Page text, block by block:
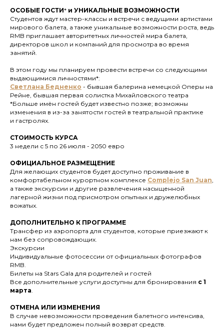
ОСОБЫЕ ГОСТИ* и УНИКАЛЬНЫЕ ВОЗМОЖНОСТИ
Студентов ждут мастер-классы и встречи с ведущими артистами
мирового балета, а также уникальные возможности роста, ведь
RMB приглашает авторитетных личностей мира балета,
директоров школ и компаний для просмотра во время
занятий.
В этом году мы планируем провести встречи со следующими
выдающимися личностями*:
Светлана Бедненко - бывшая балерина немецкой Оперы на
Рейне, бывшая первая солистка Михайловского театра
*Больше имён гостей будет известно позже; возможны
изменения в из-за занятости гостей в театральной практике
и гастролях.
СТОИМОСТЬ КУРСА
3 недели с 5 по 26 июля - 2050 евро
ОФИЦИАЛЬНОЕ РАЗМЕЩЕНИЕ
Для желающих студентов будет доступно проживание в
комфортабельном курортном комплексе Complejo San Juan,
а также экскурсии и другие развлечения насыщенной
лагерной жизни под присмотром опытных и дружелюбных
вожатых.
ДОПОЛНИТЕЛЬНО К ПРОГРАММЕ
Трансфер из аэропорта для студентов, которые приезжают к
нам без сопровождающих.
Экскурсии
Индивидуальные фотосессии от официальных фотографов
RMB.
Билеты на Stars Gala для родителей и гостей
Все дополнительные услуги доступны для бронирования с 1
марта.
ОТМЕНА ИЛИ ИЗМЕНЕНИЯ
В случае невозможности проведения балетного интенсива,
нами будет предложен полный возврат средств.